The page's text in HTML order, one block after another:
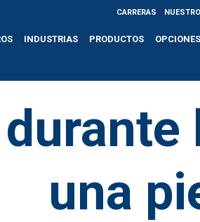
CARRERAS
INDUSTRIAS PRODUCTOS OPCIONES
una